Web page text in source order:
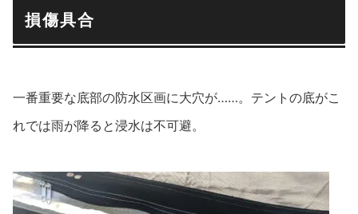
損傷具合
一番重要な底部の防水区画に大穴が……。テントの底がこ
れでは雨が降ると浸水は不可避。